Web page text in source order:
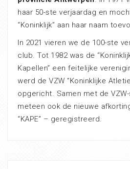
haar 50-ste verjaardag en
“Koninklijk” aan haar naam
In 2021 vieren we de 100-ste
club. Tot 1982 was de
Kapellen” een feitelijke
werd de VZW “Koninklijke
opgericht. Samen met de
meteen ook de nieuwe
“KAPE” – geregistreerd.